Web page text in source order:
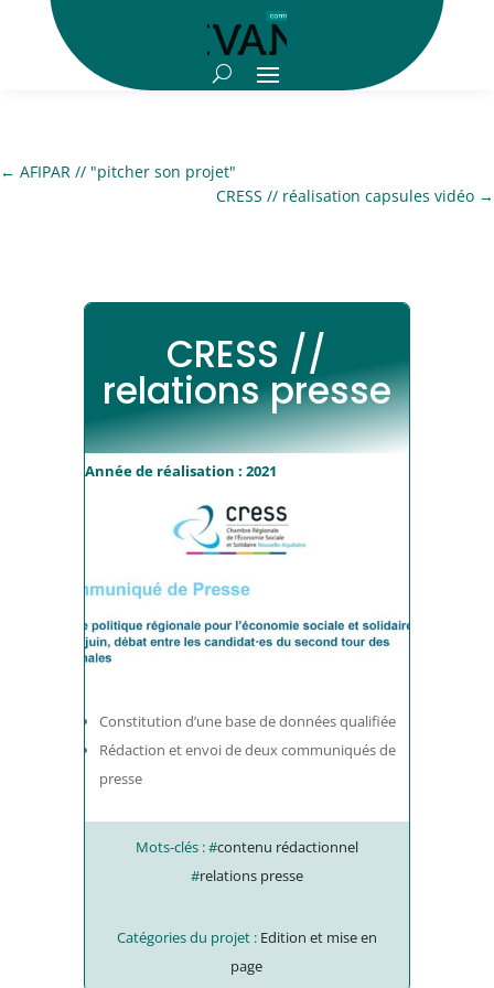
← AFIPAR // "pitcher son projet"
CRESS // réalisation capsules vidéo →
CRESS //
relations presse
Année de réalisation : 2021
Constitution d’une base de données qualifiée
Rédaction et envoi de deux communiqués de
presse
Mots-clés : #contenu rédactionnel
#relations presse
Catégories du projet : Edition et mise en
page